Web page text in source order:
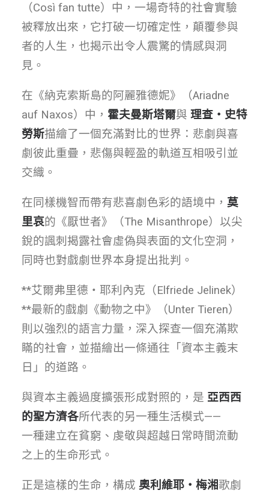
（Così fan tutte）中，一場奇特的社會實驗
被釋放出來，它打破一切確定性，顛覆參與
者的人生，也揭示出令人震驚的情感與洞
見。
在《納克索斯島的阿麗雅德妮》（Ariadne
auf Naxos）中， 霍夫曼斯塔爾與 理查・史特
勞斯描繪了一個充滿對比的世界：悲劇與喜
劇彼此重疊，悲傷與輕盈的軌道互相吸引並
交織。
在同樣機智而帶有悲喜劇色彩的語境中， 莫
里哀的《厭世者》（The Misanthrope）以尖
銳的諷刺揭露社會虛偽與表面的文化空洞，
同時也對戲劇世界本身提出批判。
**艾爾弗里德・耶利內克（Elfriede Jelinek）
**最新的戲劇《動物之中》（Unter Tieren）
則以強烈的語言力量，深入探查一個充滿欺
瞞的社會，並描繪出一條通往「資本主義末
日」的道路。
與資本主義過度擴張形成對照的，是 亞西西
的聖方濟各所代表的另一種生活模式——
一種建立在貧窮、虔敬與超越日常時間流動
之上的生命形式。
正是這樣的生命，構成 奧利維耶・梅湘歌劇